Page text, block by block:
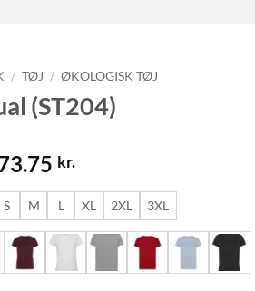
/ TØJ / ØKOLOGISK TØJ
(ST204)
kr.Prisinterval:
til
73.75 kr.
S M L XL 2XL 3XL